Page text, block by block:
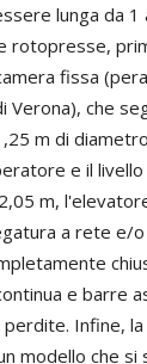
lunga da 1
rotopresse,
fissa
Verona), che
m di
e il livello
m,
a rete e/o
e barre
Infine, la
modello che si